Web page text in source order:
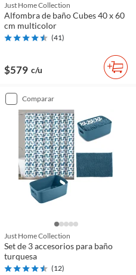
Just Home Collection
Alfombra de baño Cubes 40 x 60
cm multicolor
(41)
$579 c/u
comparar
Just Home Collection
Set de 3 accesorios para baño
turquesa
(12)